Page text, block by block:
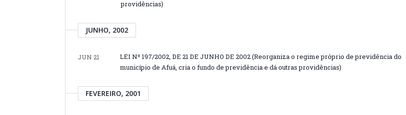
providências)
JUNHO, 2002
JUN 21
LEI Nº 197/2002, DE 21 DE JUNHO DE 2002 (Reorganiza o regime próprio de previdência do
município de Afuá, cria o fundo de previdência e dá outras providências)
FEVEREIRO, 2001